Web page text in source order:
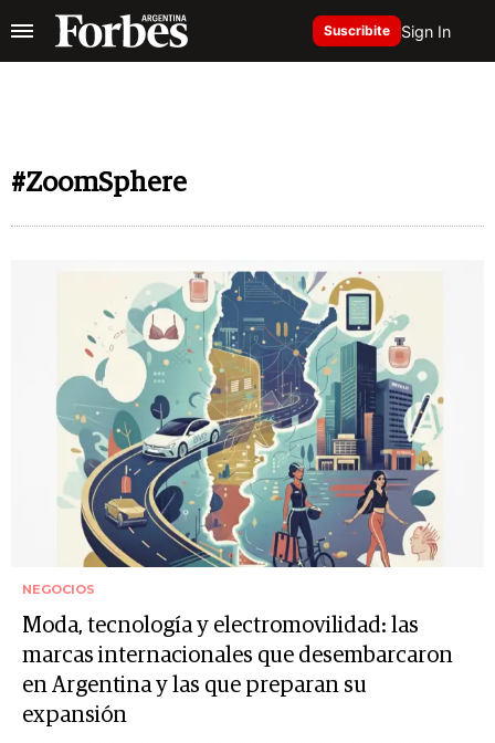
Suscribite Sign In
#ZoomSphere
NEGOCIOS
Moda, tecnología y electromovilidad: las
marcas internacionales que desembarcaron
en Argentina y las que preparan su
expansión